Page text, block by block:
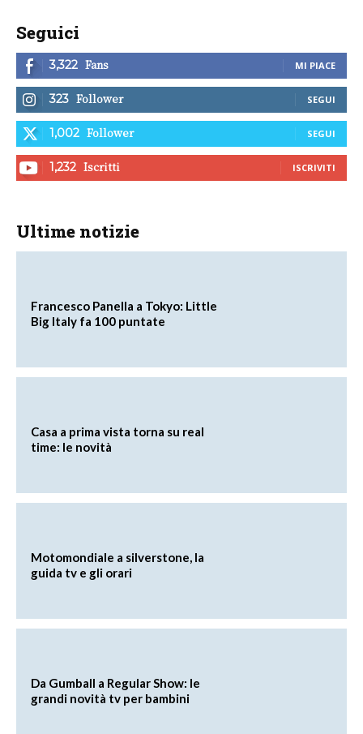
Seguici
3,322 Fans MI PIACE
323 Follower SEGUI
1,002 Follower SEGUI
1,232 Iscritti ISCRIVITI
Ultime notizie
Francesco Panella a Tokyo: Little
Big Italy fa 100 puntate
Casa a prima vista torna su real
time: le novità
Motomondiale a silverstone, la
guida tv e gli orari
Da Gumball a Regular Show: le
grandi novità tv per bambini